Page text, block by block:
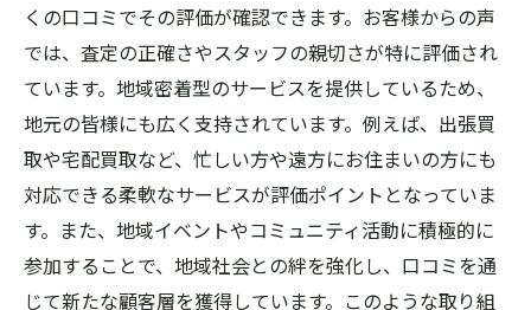
くの口コミでその評価が確認できます。お客様からの声
では、査定の正確さやスタッフの親切さが特に評価され
ています。地域密着型のサービスを提供しているため、
地元の皆様にも広く支持されています。例えば、出張買
取や宅配買取など、忙しい方や遠方にお住まいの方にも
対応できる柔軟なサービスが評価ポイントとなっていま
す。また、地域イベントやコミュニティ活動に積極的に
参加することで、地域社会との絆を強化し、口コミを通
じて新たな顧客層を獲得しています。このような取り組